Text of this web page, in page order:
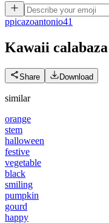
ppicazoantonio41
Kawaii calabaza
Share Download
similar
orange
stem
halloween
festive
vegetable
black
smiling
pumpkin
gourd
happy